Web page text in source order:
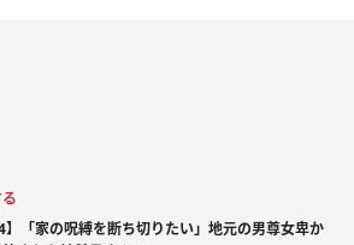
】「家の呪縛を断ち切りたい」地元の男尊女卑か